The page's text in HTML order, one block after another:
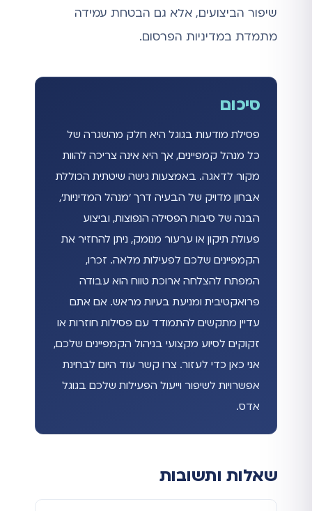
שיפור הביצועים, אלא גם הבטחת עמידה
מתמדת במדיניות הפרסום.
סיכום
פסילת מודעות בגוגל היא חלק מהשגרה של
כל מנהל קמפיינים, אך היא אינה צריכה להוות
מקור לדאגה. באמצעות גישה שיטתית הכוללת
אבחון מדויק של הבעיה דרך 'מנהל המדיניות',
הבנה של סיבות הפסילה הנפוצות, וביצוע
פעולת תיקון או ערעור מנומק, ניתן להחזיר את
הקמפיינים שלכם לפעילות מלאה. זכרו,
המפתח להצלחה ארוכת טווח הוא עבודה
פרואקטיבית ומניעת בעיות מראש. אם אתם
עדיין מתקשים להתמודד עם פסילות חוזרות או
זקוקים לסיוע מקצועי בניהול הקמפיינים שלכם,
אני כאן כדי לעזור. צרו קשר עוד היום לבחינת
אפשרויות לשיפור וייעול הפעילות שלכם בגוגל
אדס.
שאלות ותשובות